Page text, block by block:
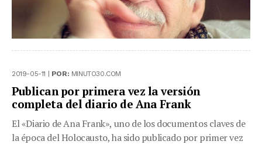
2019-05-11 | POR: MINUTO30.COM
Publican por primera vez la versión
completa del diario de Ana Frank
El «Diario de Ana Frank», uno de los documentos claves de
la época del Holocausto, ha sido publicado por primer vez